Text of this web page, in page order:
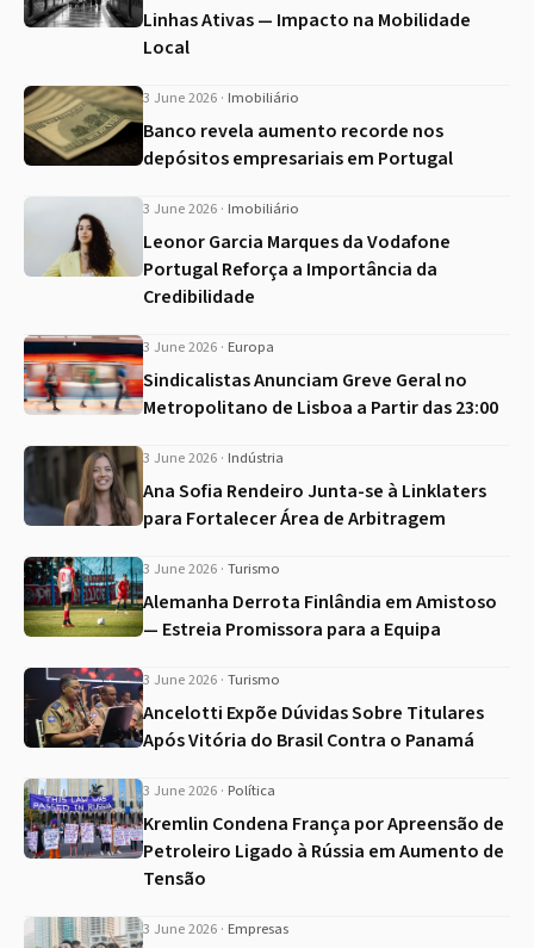
Linhas Ativas — Impacto na Mobilidade
Local
3 June 2026 · Imobiliário
Banco revela aumento recorde nos
depósitos empresariais em Portugal
3 June 2026 · Imobiliário
Leonor Garcia Marques da Vodafone
Portugal Reforça a Importância da
Credibilidade
3 June 2026 · Europa
Sindicalistas Anunciam Greve Geral no
Metropolitano de Lisboa a Partir das 23:00
3 June 2026 · Indústria
Ana Sofia Rendeiro Junta-se à Linklaters
para Fortalecer Área de Arbitragem
3 June 2026 · Turismo
Alemanha Derrota Finlândia em Amistoso
— Estreia Promissora para a Equipa
3 June 2026 · Turismo
Ancelotti Expõe Dúvidas Sobre Titulares
Após Vitória do Brasil Contra o Panamá
3 June 2026 · Política
Kremlin Condena França por Apreensão de
Petroleiro Ligado à Rússia em Aumento de
Tensão
3 June 2026 · Empresas